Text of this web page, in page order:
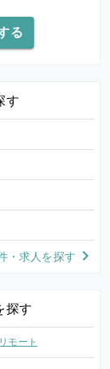
る
す
・求人を探す
探す
モート